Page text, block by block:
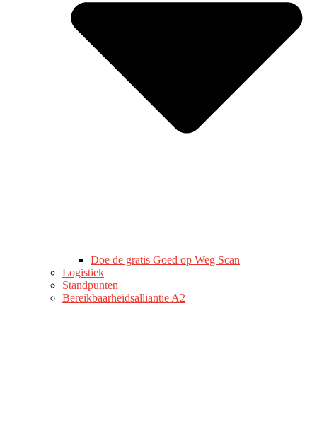
Doe de gratis Goed op Weg Scan
Logistiek
Standpunten
Bereikbaarheidsalliantie A2